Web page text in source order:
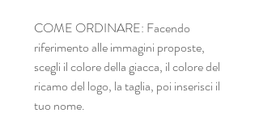
COME ORDINARE: Facendo
riferimento alle immagini proposte,
scegli il colore della giacca, il colore del
ricamo del logo, la taglia, poi inserisci il
tuo nome.